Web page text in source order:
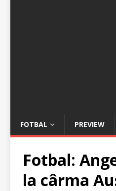
FOTBAL PREVIEW
Fotbal:
la cârma